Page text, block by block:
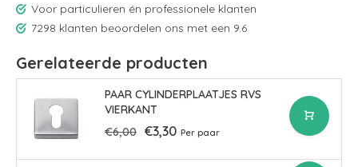
Voor particulieren én professionele klanten
7298 klanten beoordelen ons met een 9.6
Gerelateerde producten
PAAR CYLINDERPLAATJES RVS
VIERKANT
€6,00 €3,30 Per paar